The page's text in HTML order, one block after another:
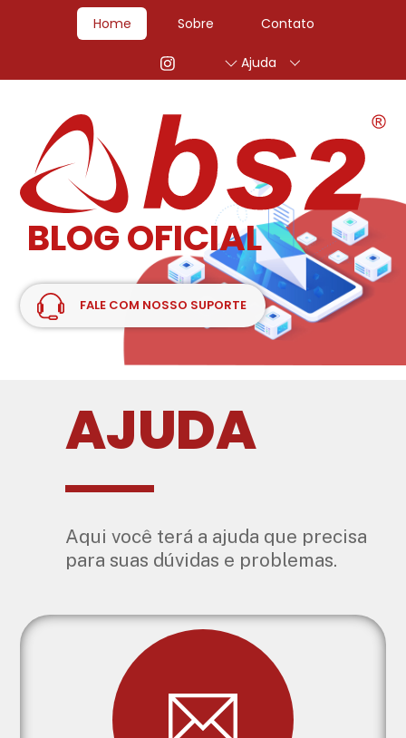
Home Sobre Contato
Ajuda
BLOG OFICIAL
FALE COM NOSSO SUPORTE
AJUDA
Aqui você terá a ajuda que precisa
para suas dúvidas e problemas.